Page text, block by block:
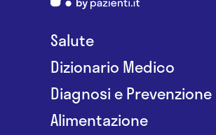
Salute
Dizionario Medico
Diagnosi e Prevenzione
Alimentazione